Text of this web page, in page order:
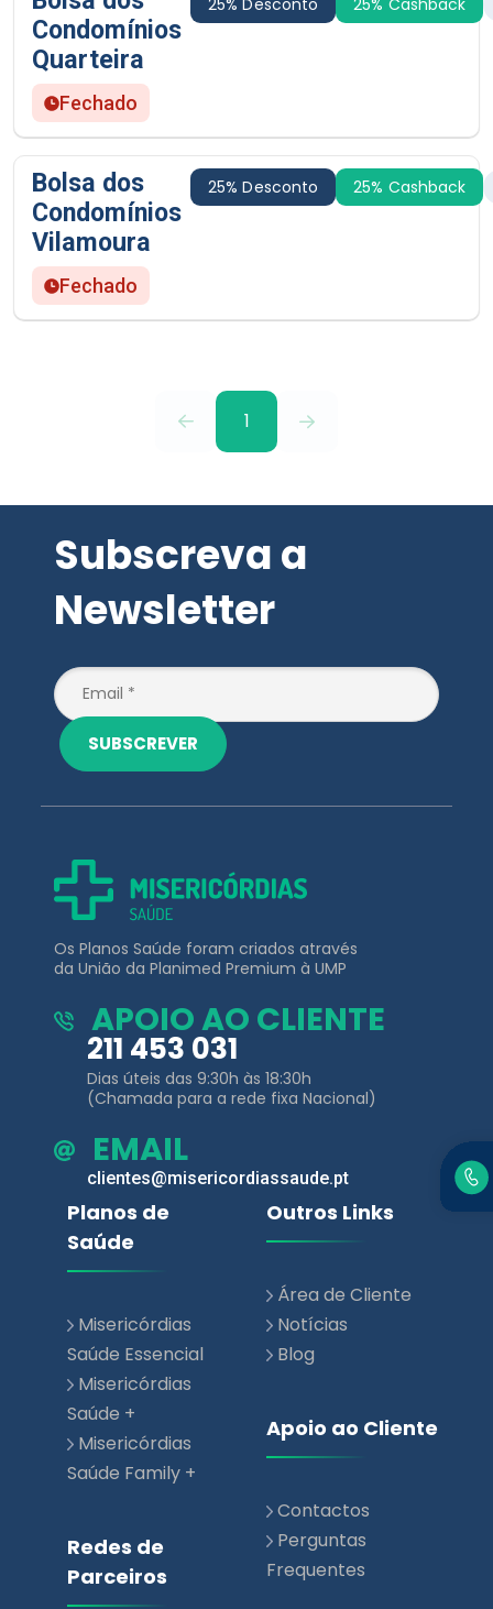
Condomínios
Quarteira
25% Desconto 25% Cashback
Fechado
Bolsa dos
Condomínios
Vilamoura
25% Desconto 25% Cashback
Fechado
1
Subscreva a
Newsletter
SUBSCREVER
Os Planos Saúde foram criados através
da União da Planimed Premium à UMP
APOIO AO CLIENTE
211 453 031
Dias úteis das 9:30h às 18:30h
(Chamada para a rede fixa Nacional)
EMAIL
clientes@misericordiassaude.pt
Planos de
Saúde
Misericórdias
Saúde Essencial
Misericórdias
Saúde +
Misericórdias
Saúde Family +
Redes de
Parceiros
Outros Links
Área de Cliente
Notícias
Blog
Apoio ao Cliente
Contactos
Perguntas
Frequentes